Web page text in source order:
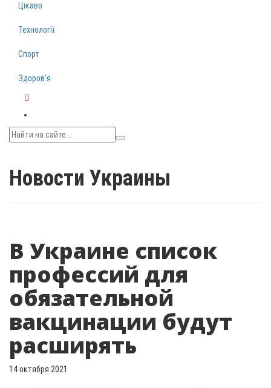
Цікаво
Технології
Спорт
Здоров‘я
Новости Украины
В Украине список
профессий для
обязательной
вакцинации будут
расширять
14 октября 2021